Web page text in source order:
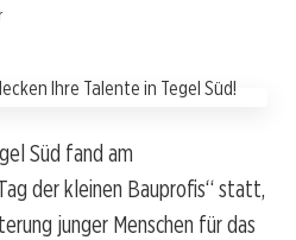
Süd fand am
der kleinen Bauprofis“ statt,
junger Menschen für das